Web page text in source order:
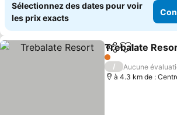
Sélectionnez des dates pour voir
les prix exacts
PartagerAjouter à
Trebalate
1 Étoiles
/
Aucune
à 4.3 km de :